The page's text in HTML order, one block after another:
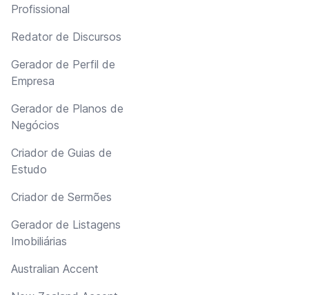
Profissional
Redator de Discursos
Gerador de Perfil de
Empresa
Gerador de Planos de
Negócios
Criador de Guias de
Estudo
Criador de Sermões
Gerador de Listagens
Imobiliárias
Australian Accent